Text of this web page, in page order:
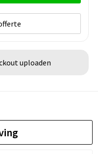
uploaden